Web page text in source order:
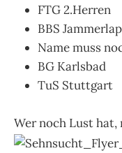
FTG 2.Herren
BBS
Name muss
BG Karlsbad
TuS Stuttgart
Wer noch Lust hat,